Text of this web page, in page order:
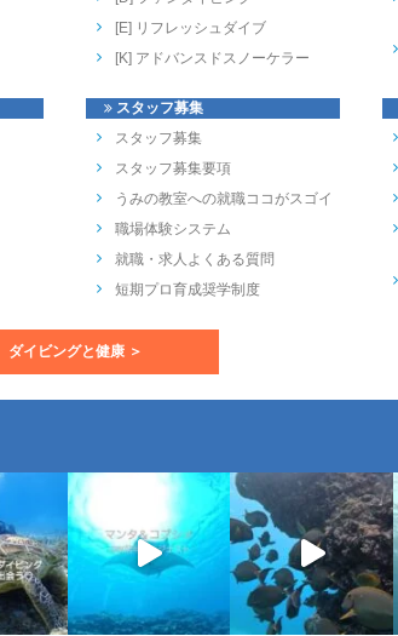
[E] リフレッシュダイブ
[K] アドバンスドスノーケラー
スタッフ募集
スタッフ募集
スタッフ募集要項
うみの教室への就職ココがスゴイ
職場体験システム
就職・求人よくある質問
短期プロ育成奨学制度
ダイビングと健康 ＞